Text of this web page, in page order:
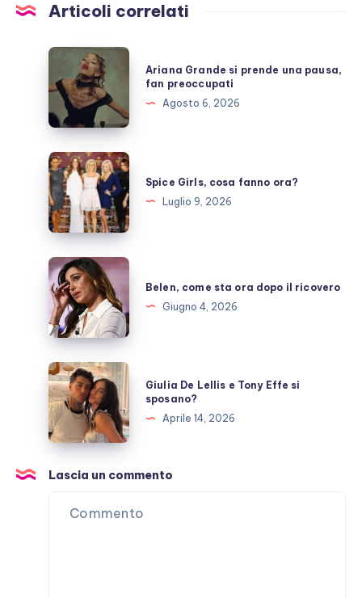
Articoli correlati
Ariana
Grande
si
prende
una
pausa,
fan
preoccupati
Ariana Grande si prende una pausa,
fan preoccupati
Agosto 6, 2026
Spice
Girls,
cosa
fanno
ora?
Spice Girls, cosa fanno ora?
Luglio 9, 2026
Belen,
come
sta
ora
dopo
il
ricovero
Belen, come sta ora dopo il ricovero
Giugno 4, 2026
Giulia
De
Lellis
e
Tony
Effe
si
sposano?
Giulia De Lellis e Tony Effe si
sposano?
Aprile 14, 2026
Lascia un commento